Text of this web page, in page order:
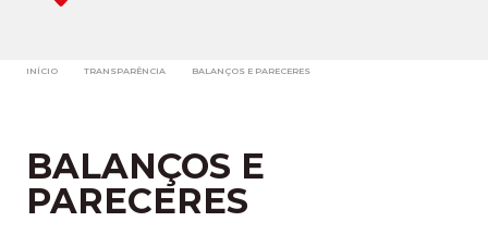
INÍCIO TRANSPARÊNCIA BALANÇOS E PARECERES
BALANÇOS E
PARECERES